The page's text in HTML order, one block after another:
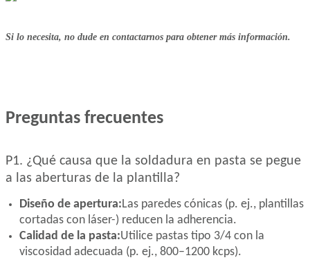
Si lo necesita, no dude en contactarnos para obtener más información.
Preguntas frecuentes
P1. ¿Qué causa que la soldadura en pasta se pegue
a las aberturas de la plantilla?
Diseño de apertura:Las paredes cónicas (p. ej., plantillas
cortadas con láser-) reducen la adherencia.
Calidad de la pasta:Utilice pastas tipo 3/4 con la
viscosidad adecuada (p. ej., 800–1200 kcps).